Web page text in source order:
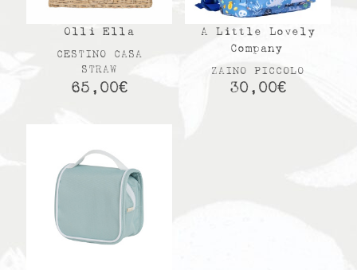
Olli Ella
CESTINO CASA
STRAW
65,00€
A Little Lovely
Company
ZAINO PICCOLO
30,00€